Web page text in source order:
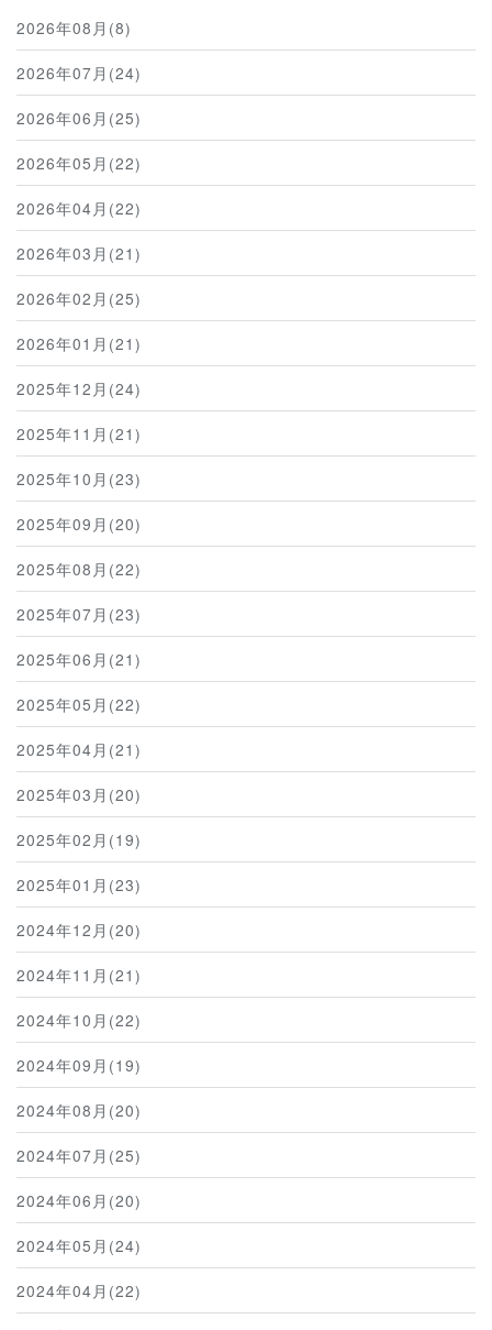
2026年08月(8)
2026年07月(24)
2026年06月(25)
2026年05月(22)
2026年04月(22)
2026年03月(21)
2026年02月(25)
2026年01月(21)
2025年12月(24)
2025年11月(21)
2025年10月(23)
2025年09月(20)
2025年08月(22)
2025年07月(23)
2025年06月(21)
2025年05月(22)
2025年04月(21)
2025年03月(20)
2025年02月(19)
2025年01月(23)
2024年12月(20)
2024年11月(21)
2024年10月(22)
2024年09月(19)
2024年08月(20)
2024年07月(25)
2024年06月(20)
2024年05月(24)
2024年04月(22)